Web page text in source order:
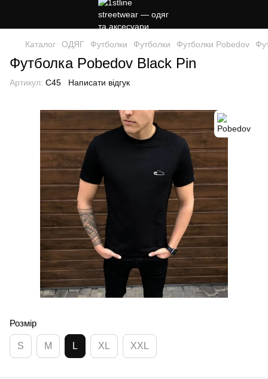
Каталог ОДЯГ Футболки Футболки Футболки Pobedov
Футболка Pobedov Black Pin
Артикул: C45 Написати відгук
Розмір
S M L XL XXL